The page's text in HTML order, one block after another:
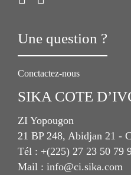
Une question ?
Conctactez-nous
SIKA COTE
ZI Yopougon
21 BP 248, Abidjan 21 -
Tél : +(225) 27 23 50 79
Mail : info@ci.sika.com